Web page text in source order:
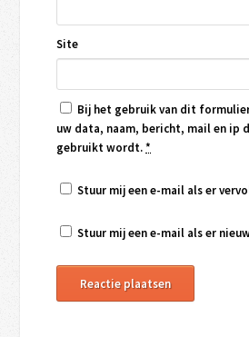
Site
Bij het gebruik van dit
uw data, naam, bericht, mail en ip
gebruikt wordt.*
Stuur mij een e-mail als er
Stuur mij een e-mail als er